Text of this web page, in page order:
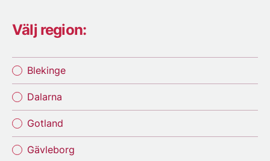
Välj region:
Blekinge
Dalarna
Gotland
Gävleborg